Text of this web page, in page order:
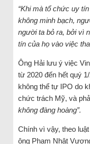
“Khi mà tổ chức uy
không minh bạch,
người ta bỏ ra, bởi vì
tín của họ vào việc
Ông Hải lưu ý việc
từ 2020 đến hết quý
không thể tự IPO do
chức trách Mỹ, và
không đàng hoàng”.
Chính vì vậy, theo
ông Phạm Nhật